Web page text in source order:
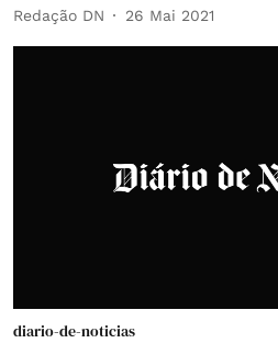
Redação DN 26 Mai 2021
diario-de-noticias